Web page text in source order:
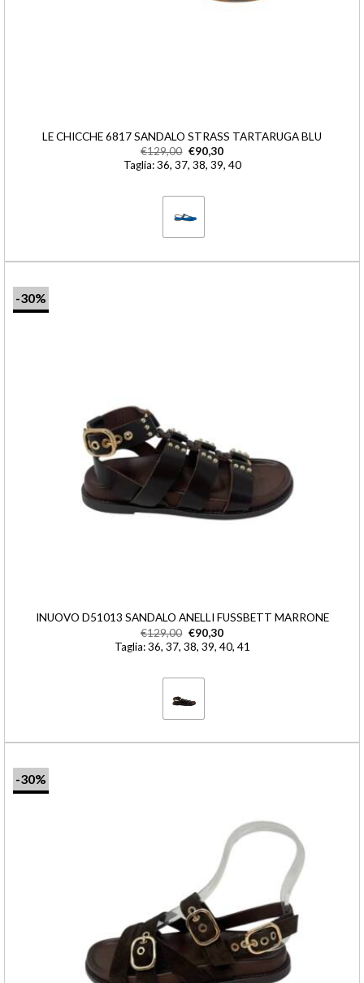
LE CHICCHE 6817 SANDALO STRASS TARTARUGA BLU
€129,00 €90,30
Taglia: 36, 37, 38, 39, 40
-30%
INUOVO D51013 SANDALO ANELLI FUSSBETT MARRONE
€129,00 €90,30
Taglia: 36, 37, 38, 39, 40, 41
-30%